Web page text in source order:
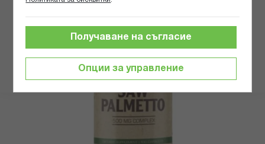
Опции за управление
Получаване на съгласие